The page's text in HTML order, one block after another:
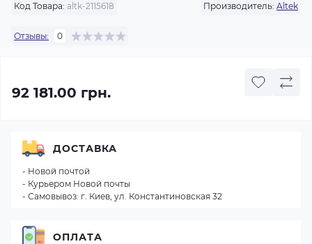
Код Товара: altk-2115618 Производитель: Altek
Отзывы: 0
92 181.00 грн.
ДОСТАВКА
- Новой почтой
- Курьером Новой почты
- Самовывоз: г. Киев, ул. Константиновская 32
ОПЛАТА